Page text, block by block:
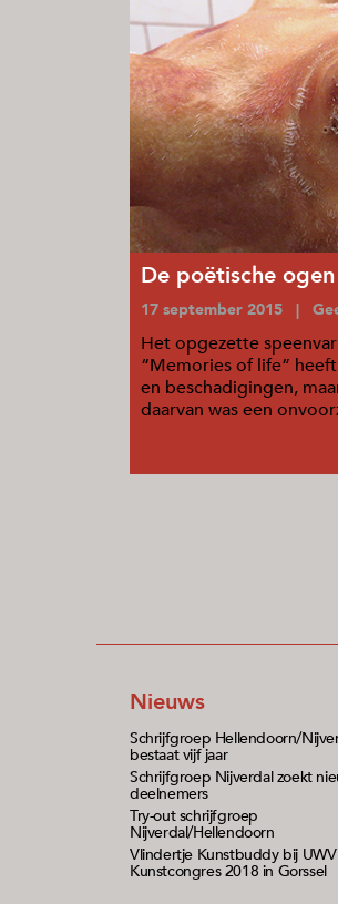
De poëtische
17 september 2015 |
Het opgezette
“Memories of life”
en beschadigingen,
daarvan was een
Nieuws
Schrijfgroep Hellendoorn/
bestaat vijf jaar
Schrijfgroep Nijverdal zoekt
deelnemers
Try-out schrijfgroep
Nijverdal/Hellendoorn
Vlindertje Kunstbuddy bij UWV
Kunstcongres 2018 in Gorssel